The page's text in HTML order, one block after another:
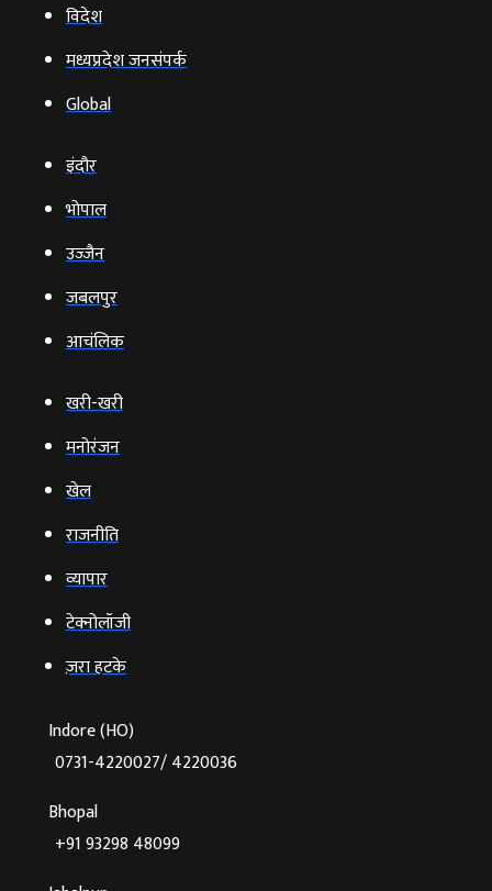
विदेश
मध्यप्रदेश जनसंपर्क
Global
इंदौर
भोपाल
उज्‍जैन
जबलपुर
आचंलिक
खरी-खरी
मनोरंजन
खेल
राजनीति
व्‍यापार
टेक्‍नोलॉजी
ज़रा हटके
Indore (HO)
0731-4220027/ 4220036
Bhopal
+91 93298 48099